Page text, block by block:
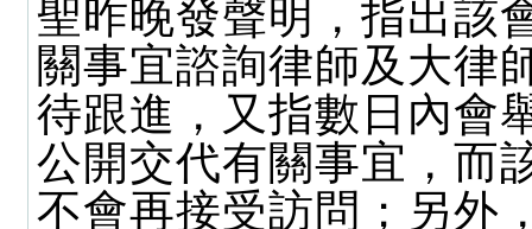
聖昨晚發聲明，指出該
關事宜諮詢律師及大律
待跟進，又指數日內會
公開交代有關事宜，而
不會再接受訪問；另外